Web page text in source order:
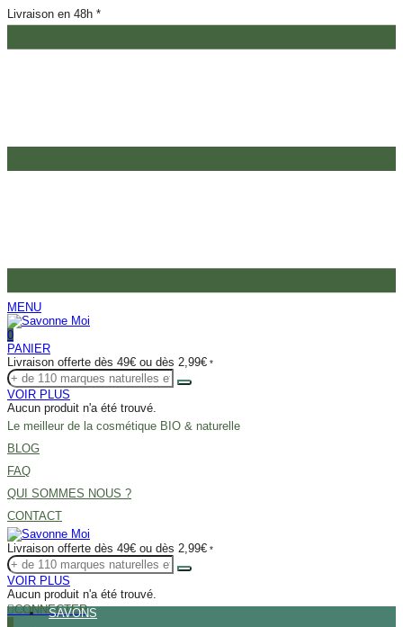
Livraison en 48h *
MENU
0
PANIER
Livraison offerte dès 49€ ou dès 2,99€ *
VOIR PLUS
Aucun produit n'a été trouvé.
Le meilleur de la cosmétique BIO & naturelle
BLOG
FAQ
QUI SOMMES NOUS ?
CONTACT
Livraison offerte dès 49€ ou dès 2,99€ *
VOIR PLUS
Aucun produit n'a été trouvé.
CONNECTER
SAVONS